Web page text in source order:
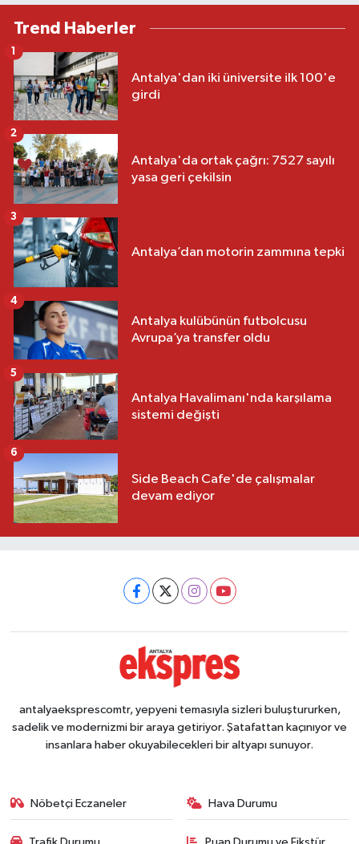
Trend Haberler
Antalya'dan iki üniversite ilk 100'e
girdi
1
Antalya'da ortak çağrı: 7527 sayılı
yasa geri çekilsin
2
Antalya’dan motorin zammına tepki
3
Antalya kulübünün futbolcusu
Avrupa’ya transfer oldu
4
Antalya Havalimanı'nda karşılama
sistemi değişti
5
Side Beach Cafe'de çalışmalar
devam ediyor
6
antalyaeksprescomtr, yepyeni temasıyla sizleri buluştururken,
sadelik ve modernizmi bir araya getiriyor. Şatafattan kaçınıyor ve
insanlara haber okuyabilecekleri bir altyapı sunuyor.
Nöbetçi Eczaneler Hava Durumu